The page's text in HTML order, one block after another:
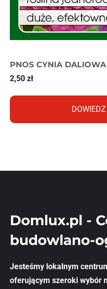
PNOS CYNIA
2,50 zł
Domlux.pl -
budowlano-
Jesteśmy lokalnym
oferującym szeroki wybór